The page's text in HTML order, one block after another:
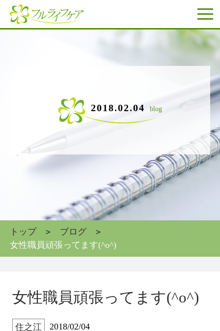
2018.02.04 blog
トップ
ブログ
女性職員頑張ってます(^o^)
女性職員頑張ってます(^o^)
住之江 2018/02/04